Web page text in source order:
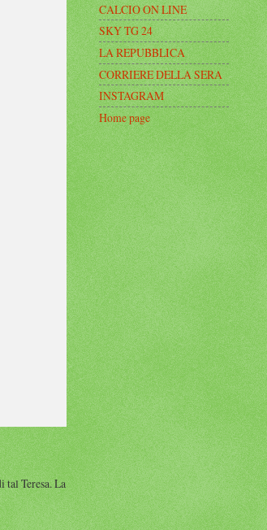
Teresa. La
CALCIO ON LINE
SKY TG 24
LA REPUBBLICA
CORRIERE DELLA SERA
INSTAGRAM
Home page